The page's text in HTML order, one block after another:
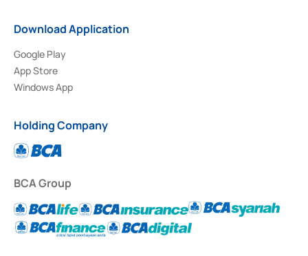
Download Application
Google Play
App Store
Windows App
Holding Company
BCA Group